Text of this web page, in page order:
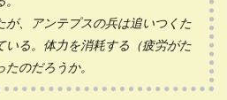
、アンテプスの兵は追いつくた
いる。体力を消耗する（疲労がた
のだろうか。